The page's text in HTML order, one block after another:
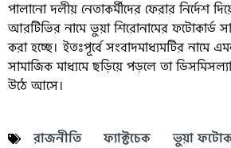
পালানো দলীয় নেতাকর্মীদের ফেরার নির্দেশ
আরটিভির নামে ভুয়া শিরোনামের ফটোকার্ড
করা হচ্ছে। ইতঃপূর্বে সংবাদমাধ্যমটির নামে
সামাজিক মাধ্যমে ছড়িয়ে পড়লে তা
উঠে আসে।
রাজনীতি ফ্যাক্টচেক
ভুয়া